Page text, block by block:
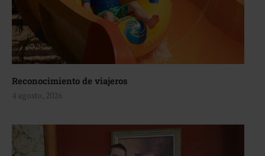
Reconocimiento de viajeros
4 agosto, 2026